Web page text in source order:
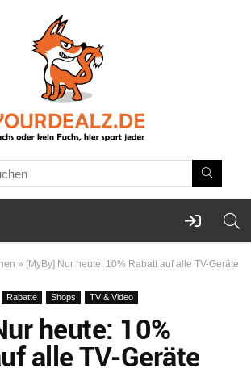
» [MyBy] Nur heute: 10% Rabatt auf alle TV-Geräte
Rabatte Shops TV & Video
heute: 10%
alle TV-Geräte